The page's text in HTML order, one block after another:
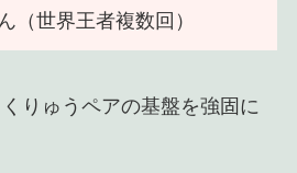
（世界王者複数回）
りゅうペアの基盤を強固に